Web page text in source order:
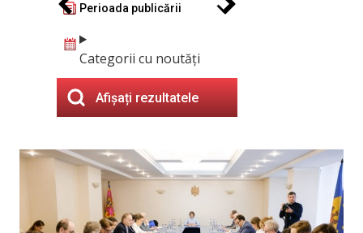
Perioada publicării
Categorii cu noutăți
Afișați rezultatele